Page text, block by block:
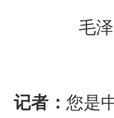
毛
记者： 您是